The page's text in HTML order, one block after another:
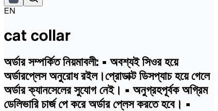
EN
cat collar
অর্ডার সম্পর্কিত নিয়মাবলী: • অবশ্যই সিওর হয়ে
অর্ডারপ্লেস অনুরোধ রইল।প্রোডাক্ট ডিসপ্যাচ হয়ে গেলে
অর্ডার ক্যানসেলের সুযোগ নেই। • অনুগ্রহপূর্বক অগ্রিম
ডেলিভারি চার্জ পে করে অর্ডার প্লেস করতে হবে। •